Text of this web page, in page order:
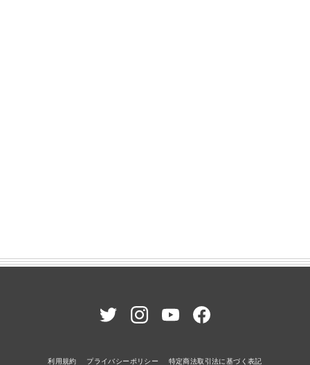
利用規約 プライバシーポリシー 特定商法取引法に基づく表記